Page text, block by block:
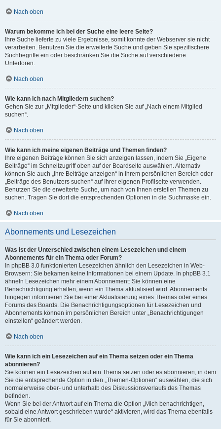
Nach oben
Warum bekomme ich bei der Suche eine leere Seite?
Ihre Suche lieferte zu viele Ergebnisse, somit konnte der Webserver sie nicht
verarbeiten. Benutzen Sie die erweiterte Suche und geben Sie spezifischere
Suchbegriffe ein oder beschränken Sie die Suche auf verschiedene
Unterforen.
Nach oben
Wie kann ich nach Mitgliedern suchen?
Gehen Sie zur „Mitglieder“-Seite und klicken Sie auf „Nach einem Mitglied
suchen“.
Nach oben
Wie kann ich meine eigenen Beiträge und Themen finden?
Ihre eigenen Beiträge können Sie sich anzeigen lassen, indem Sie „Eigene
Beiträge“ im Schnellzugriff oben auf der Boardseite auswählen. Alternativ
können Sie auch „Ihre Beiträge anzeigen“ in Ihrem persönlichen Bereich oder
„Beiträge des Benutzers suchen“ auf Ihrer eigenen Profilseite verwenden.
Benutzen Sie die erweiterte Suche, um nach von Ihnen erstellen Themen zu
suchen. Tragen Sie dort die entsprechenden Optionen in die Suchmaske ein.
Nach oben
Abonnements und Lesezeichen
Was ist der Unterschied zwischen einem Lesezeichen und einem
Abonnements für ein Thema oder Forum?
In phpBB 3.0 funktionierten Lesezeichen ähnlich den Lesezeichen in Web-
Browsern: Sie bekamen keine Informationen bei einem Update. In phpBB 3.1
ähneln Lesezeichen mehr einem Abonnement: Sie können eine
Benachrichtigung erhalten, wenn ein Thema aktualisiert wird. Abonnements
hingegen informieren Sie bei einer Aktualisierung eines Themas oder eines
Forums des Boards. Die Benachrichtigungsoptionen für Lesezeichen und
Abonnements können im persönlichen Bereich unter „Benachrichtigungen
einstellen“ geändert werden.
Nach oben
Wie kann ich ein Lesezeichen auf ein Thema setzen oder ein Thema
abonnieren?
Sie können ein Lesezeichen auf ein Thema setzen oder es abonnieren, in dem
Sie die entsprechende Option in den „Themen-Optionen“ auswählen, die sich
normalerweise ober- und unterhalb des Diskussionsverlaufs des Themas
befinden.
Wenn Sie bei der Antwort auf ein Thema die Option „Mich benachrichtigen,
sobald eine Antwort geschrieben wurde“ aktivieren, wird das Thema ebenfalls
für Sie abonniert.